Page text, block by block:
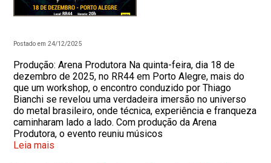
Postado em 24/12/2025
Produção: Arena Produtora Na quinta-feira, dia 18 de
dezembro de 2025, no RR44 em Porto Alegre, mais do
que um workshop, o encontro conduzido por Thiago
Bianchi se revelou uma verdadeira imersão no universo
do metal brasileiro, onde técnica, experiência e franqueza
caminharam lado a lado. Com produção da Arena
Produtora, o evento reuniu músicos
Leia mais